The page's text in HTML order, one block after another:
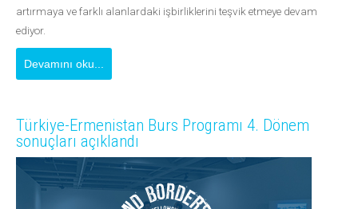
artırmaya ve farklı alanlardaki işbirliklerini teşvik etmeye devam
ediyor.
Devamını oku...
Türkiye-Ermenistan Burs Programı 4. Dönem
sonuçları açıklandı